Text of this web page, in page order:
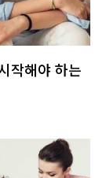
작해야 하는